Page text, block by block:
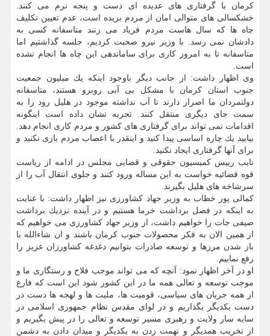
كرمان با گرفتاری های عدیده ای دست و پنجه نرم می كنند.
خشكسالی های متوالی امان از مردم بریده است، عدم تعیین تكلیف
چاه ها كه سال هاست مردم فریاد می زنند متاسفانه كسی به
دادشان نمی رسد. با وزیر نیرو صحبت كردیم، جلسه گذاشتیم اما
متاسفانه تا به امروز كاری برای ساماندهی این چاه ها انجام نشده
است.
وی اظهار داشت: از جانب دیگر باوجود اینكه یك میلیون جمعیت
جنوب استان كرمان با مشكل بی آبی روبرو هستند، متاسفانه
دولتمردان ما اصرار دارند تا آب نداشته موجود در هلیل رود را به
سمت جای دیگری منتقل كنند. تجربه نشان داده است اینگونه
اقدامات نمی تواند برای گرفتاری های كشور و مردم كاری انجام دهد.
بیایید یك چاره اساسی پیدا كنید و اینقدر با اعصاب مردم بازی نكنید و
برای آنها گرفتاری ایجاد نكنید.
نایب رییس كمیسیون حقوقی و قضایی مجلس در ادامه از ریاست
قوه قضائیه خواست به این مساله ورود كنند و جلوی انتقال آب را از
سرشاخه های هلیل بگیرند.
كمالی پور خطاب به وزیر جهاد كشاورزی نیز اظهار داشت: با عنایت
به اینكه در فصل برداشت خرما هستیم و در آینده نزدیك برداشت
صیفی جات را خواهیم داشت، از وزیر جهاد كشاورزی می خواهیم كه
از همین الان به فكر محصولات جنوب كرمان باشند و ان شاءالله با
باز شدن مرزها و توسعه صادرات بتوانیم دغدغه كشاورزان عزیز را
رفع نماییم.
او در آخر اظهار نمود: آنچه كه می تواند موجب فلاح و رستگاری ما و
موجب توسعه و تعالی همه ما در این كشور شود این است كه فارغ
از همه جریان های سیاسی، قومیت ها، ملیت ها و لهجه ها دست در
دست یكدیگر بگذاریم و در لوای مقدس نظام جمهوری اسلامی در
سایه سار ولایت و رهبری مسیر توسعه و تعالی را در پیش بگیریم و
از تخریب همدیگر و تهمت زدن به یكدیگر و میدان دادن به دشمن